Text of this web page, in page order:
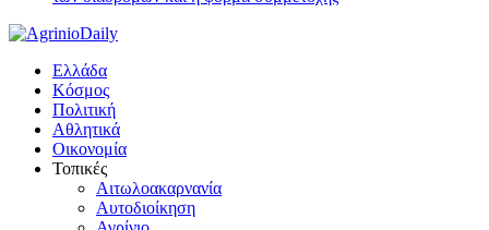
Ελλάδα
Κόσμος
Πολιτική
Αθλητικά
Οικονομία
Τοπικές
Αιτωλοακαρνανία
Αυτοδιοίκηση